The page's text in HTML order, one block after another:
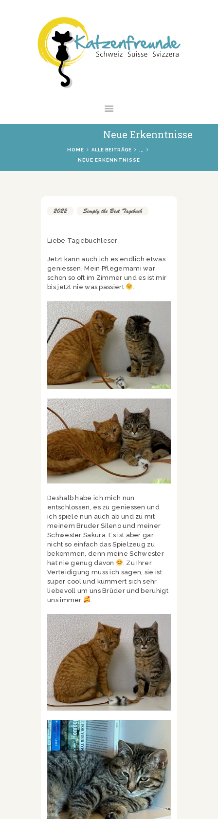
Neue Erkenntnisse
HOME ALLE BEITRÄGE
NEUE ERKENNTNISSE
NEWS
VERMITTLUNG
INTERESSANTES
SHOP
2022 Simply the Best Tagebuch
Liebe Tagebuchleser
Jetzt kann auch ich es endlich etwas
geniessen. Mein Pflegemami war
schon so oft im Zimmer und es ist mir
bis jetzt nie was passiert
.
Deshalb habe ich mich nun
entschlossen, es zu geniessen und
ich spiele nun auch ab und zu mit
meinem Bruder Sileno und meiner
Schwester Sakura. Es ist aber gar
nicht so einfach das Spielzeug zu
bekommen, denn meine Schwester
hat nie genug davon
. Zu Ihrer
Verteidigung muss ich sagen, sie ist
super cool und kümmert sich sehr
liebevoll um uns Brüder und beruhigt
uns immer